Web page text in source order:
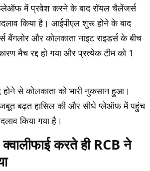
में प्रवेश करने के बाद रॉयल चैलेंजर्स
किया है। आईपीएल शुरू होने के बाद
बैंगलोर और कोलकाता नाइट राइडर्स के बीच
मैच रद्द हो गया और प्रत्येक टीम को 1
होने से कोलकाता को भारी नुकसान हुआ।
बढ़त हासिल की और सीधे प्लेऑफ में पहुंच
किया गया है।
करते ही RCB ने